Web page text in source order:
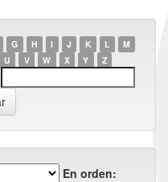
G H I J K L
M
U V W X Y Z
En orden: